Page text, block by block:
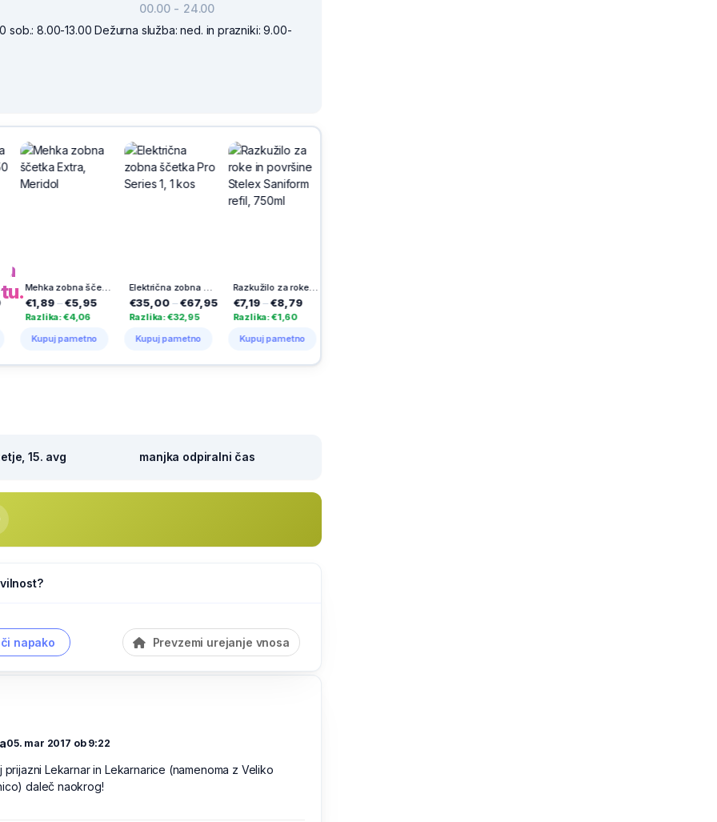
00.00 - 24.00
sob.: 8.00-13.00 Dežurna služba: ned. in prazniki: 9.00-
Mehka zobna ščetka Extra, Meridol
–€5,95
€4,06
pametno
Električna zobna ščetka Pro Series 1, 1 kos
€35,00 €67,95
Razlika: €32,95
Kupuj pametno
Razkužilo za roke in površine Stelex Saniform refil, 750ml
€7,19– €8,79
Razlika: €1,60
Kupuj pametno
€7,39
Razlika: €1,15
Kupuj pametno
15. avg manjka odpiralni čas
napako Prevzemi urejanje vnosa
05. mar 2017 ob 9:22
prijazni Lekarnar in Lekarnarice (namenoma z Veliko
daleč naokrog!